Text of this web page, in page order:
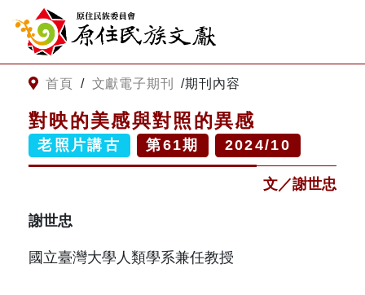
跳到主要內容
網站導覽
客服諮詢
字
尋
入
鍵
首頁 / 文獻電子期刊 /期刊內容
對映的美感與對照的異感
老照片講古 第61期 2024/10
文／謝世忠
謝世忠
國立臺灣大學人類學系兼任教授